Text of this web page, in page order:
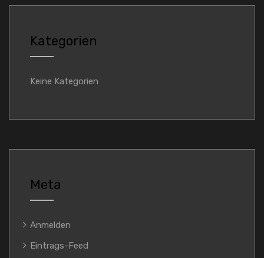
Kategorien
Keine Kategorien
Meta
Anmelden
Eintrags-Feed